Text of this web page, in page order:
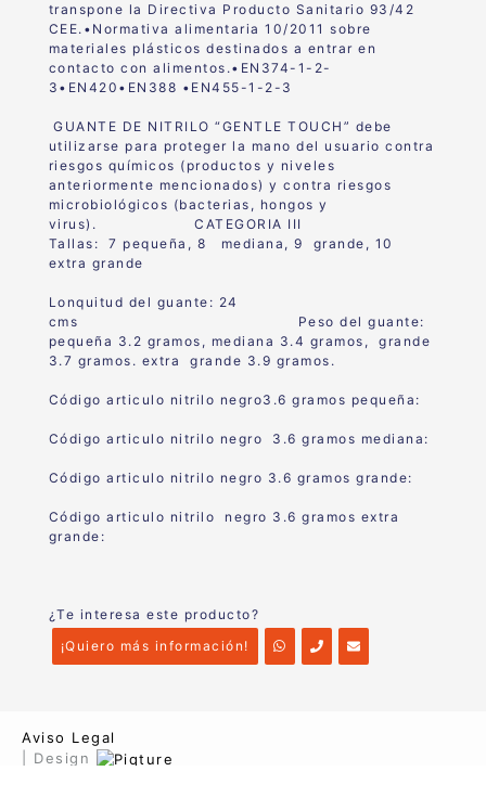
transpone la Directiva Producto Sanitario 93/42
CEE.•Normativa alimentaria 10/2011 sobre
materiales plásticos destinados a entrar en
contacto con alimentos.•EN374-1-2-
3•EN420•EN388 •EN455-1-2-3
GUANTE DE NITRILO “GENTLE TOUCH” debe
utilizarse para proteger la mano del usuario contra
riesgos químicos (productos y niveles
anteriormente mencionados) y contra riesgos
microbiológicos (bacterias, hongos y
virus). CATEGORIA III
Tallas: 7 pequeña, 8 mediana, 9 grande, 10
extra grande
Lonquitud del guante: 24
cms Peso del guante:
pequeña 3.2 gramos, mediana 3.4 gramos, grande
3.7 gramos. extra grande 3.9 gramos.
Código articulo nitrilo negro3.6 gramos pequeña:
Código articulo nitrilo negro 3.6 gramos mediana:
Código articulo nitrilo negro 3.6 gramos grande:
Código articulo nitrilo negro 3.6 gramos extra
grande:
¿Te interesa este producto?
¡Quiero más información!
Aviso Legal
| Design